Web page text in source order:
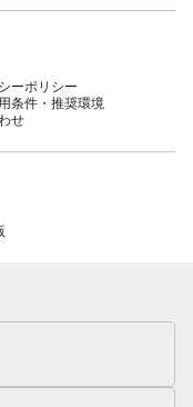
ーポリシー
条件・推奨環境
せ